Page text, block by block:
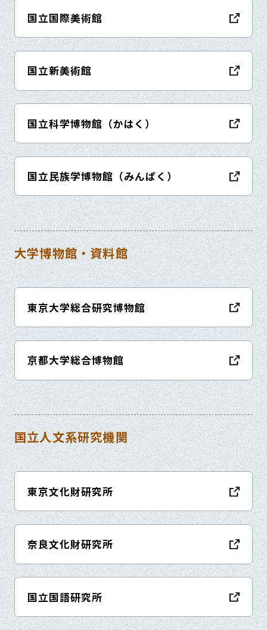
国立国際美術館
国立新美術館
国立科学博物館（かはく）
国立民族学博物館（みんぱく）
大学博物館・資料館
東京大学総合研究博物館
京都大学総合博物館
国立人文系研究機関
東京文化財研究所
奈良文化財研究所
国立国語研究所